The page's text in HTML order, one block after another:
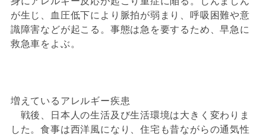
が生じ、血圧低下により脈拍が弱まり、呼吸困難や意
識障害などが起こる。事態は急を要するため、早急に
救急車をよぶ。
増えているアレルギー疾患
戦後、日本人の生活及び生活環境は大きく変わりま
した。食事は西洋風になり、住宅も昔ながらの通気性